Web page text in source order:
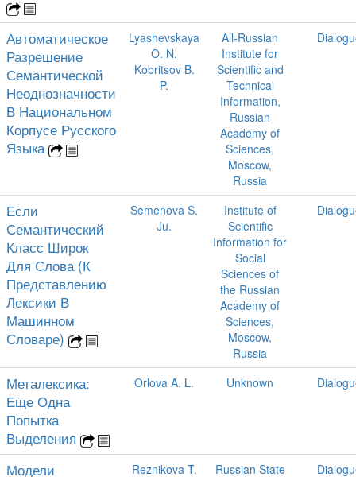
Автоматическое
Разрешение
Семантической
Неоднозначности
В Национальном
Корпусе Русского
Языка
Lyashevskaya
O. N.
Kobritsov B.
P.
All-Russian
Institute for
Scientific and
Technical
Information,
Russian
Academy of
Sciences,
Moscow,
Russia
Если
Семантический
Класс Широк
Для Слова (К
Представлению
Лексики В
Машинном
Словаре)
Semenova S.
Ju.
Institute of
Scientific
Information for
Social
Sciences of
the Russian
Academy of
Sciences,
Moscow,
Russia
Металексика:
Еще Одна
Попытка
Выделения
Orlova A. L. Unknown
Модели
Reznikova T.
Russian State